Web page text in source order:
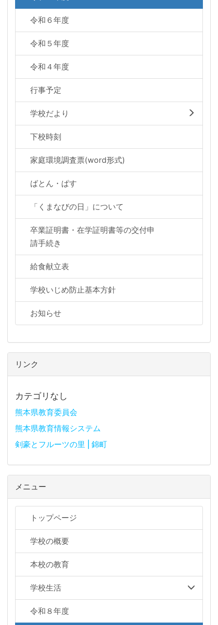
令和６年度
令和５年度
令和４年度
行事予定
学校だより
下校時刻
家庭環境調査票(word形式)
ばとん・ぱす
「くまなびの日」について
卒業証明書・在学証明書等の交付申
請手続き
給食献立表
学校いじめ防止基本方針
お知らせ
リンク
カテゴリなし
熊本県教育委員会
熊本県教育情報システム
剣豪とフルーツの里 | 錦町
メニュー
トップページ
学校の概要
本校の教育
学校生活
令和８年度